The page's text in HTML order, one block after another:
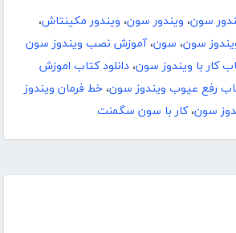
سون، ویندور سون، ویندور مکینتاش،
سون، سون،آموزش نصب ویندوز سون
کار با ویندوز سون، دانلود کتاب اموزش
رفع عیوب ویندوز سون، خط فرمان ویندوز
سون،کار با سون سگمنت